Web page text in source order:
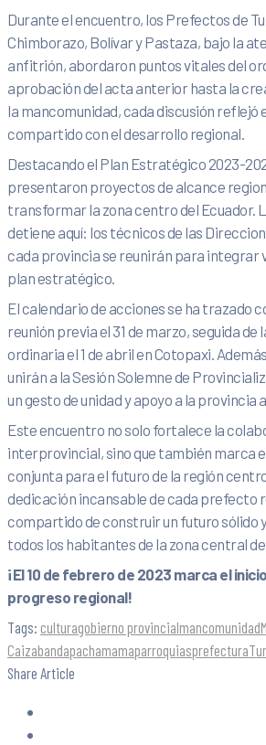
Durante el encuentro, los Prefectos de
Chimborazo, Bolívar y Pastaza, bajo la
anfitrión, abordaron puntos vitales del
aprobación del acta anterior hasta la
la mancomunidad, cada discusión reflejó
compartido con el desarrollo regional.
Destacando el Plan Estratégico 2023-
presentaron proyectos de alcance
transformar la zona centro del Ecuador.
detiene aquí: los técnicos de las
cada provincia se reunirán para integrar
plan estratégico.
El calendario de acciones se ha trazado
reunión previa el 31 de marzo, seguida
ordinaria el 1 de abril en Cotopaxi.
unirán a la Sesión Solemne de
un gesto de unidad y apoyo a la provincia
Este encuentro no solo fortalece la
interprovincial, sino que también marca
conjunta para el futuro de la región
dedicación incansable de cada prefecto
compartido de construir un futuro sólido
todos los habitantes de la zona central
¡El 10 de febrero de 2023 marca el
progreso regional!
Tags: culturagobierno provincialmancomunidad
Caizabandapachamamaparroquiasprefectura
Share Article